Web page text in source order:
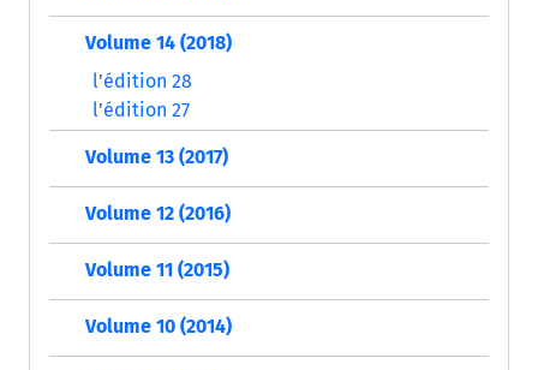
Volume 14 (2018)
l’édition 28
l’édition 27
Volume 13 (2017)
Volume 12 (2016)
Volume 11 (2015)
Volume 10 (2014)